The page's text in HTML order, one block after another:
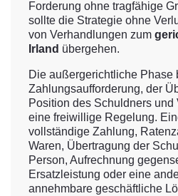
Forderung ohne tragfähige
sollte die Strategie ohne
von Verhandlungen zum
Irland übergehen.
Die außergerichtliche Phase
Zahlungsaufforderung, der
Position des Schuldners
eine freiwillige Regelung.
vollständige Zahlung,
Waren, Übertragung der
Person, Aufrechnung
Ersatzleistung oder eine
annehmbare geschäftliche